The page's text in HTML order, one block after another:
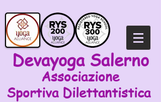
Devayoga Salerno
Associazione
Sportiva Dilettantistica